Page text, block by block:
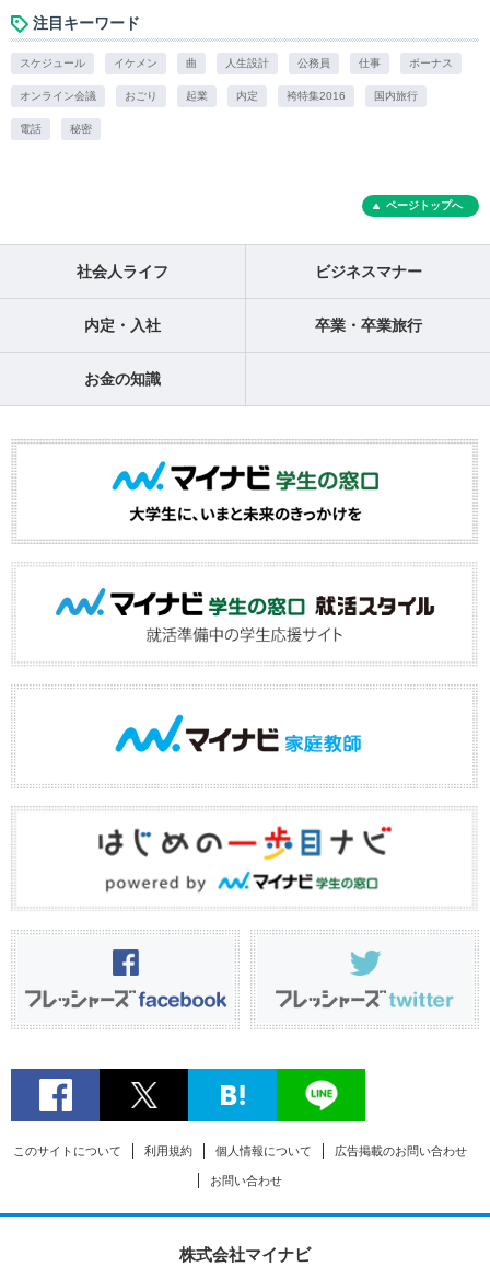
注目キーワード
スケジュール イケメン 曲 人生設計 公務員 仕事 ボーナス
オンライン会議 おごり 起業 内定 袴特集2016 国内旅行
電話 秘密
ページトップへ
社会人ライフ ビジネスマナー
内定・入社 卒業・卒業旅行
お金の知識
このサイトについて 利用規約 個人情報について 広告掲載のお問い合わせ
お問い合わせ
株式会社マイナビ